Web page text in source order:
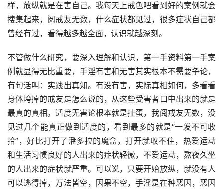
样，放纵就是在害自己。我每天上戒色吧看到好的案例就会
搜集起来，阅戒友无数，什么症状都见过，很多症状自己都
曾经有过，看得越多越全面，认识就越深刻。
不管做什么研究，要深入理解和认识，第一手资料第一手案
例就显得无比重要，手淫有害和无害其实根本不需要争论，
有句话叫：实践出真知。有没有害，实际真相如何，多看看
身体垮掉的戒友是怎么说的，从这些受害者口中出来的就是
最真的真相。适度无害论根本就是扯蛋，我阅戒友无数，没
见过几个能真正做到适度的，看到最多的就是“一发不可收
拾”，好比打开了潘多拉的魔盒，打开就收不住，热爱运动
和生活习惯良好的人出来的症状轻微，不爱运动，熬夜久坐
的人出来的症状就严重。可以说，只要开始放纵，就没有人
可以逃得掉，万法皆空，因果不空，手淫是在种恶因，恶因